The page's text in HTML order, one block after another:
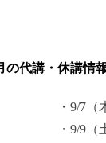
の代講・休講情
・9/7
・9/9